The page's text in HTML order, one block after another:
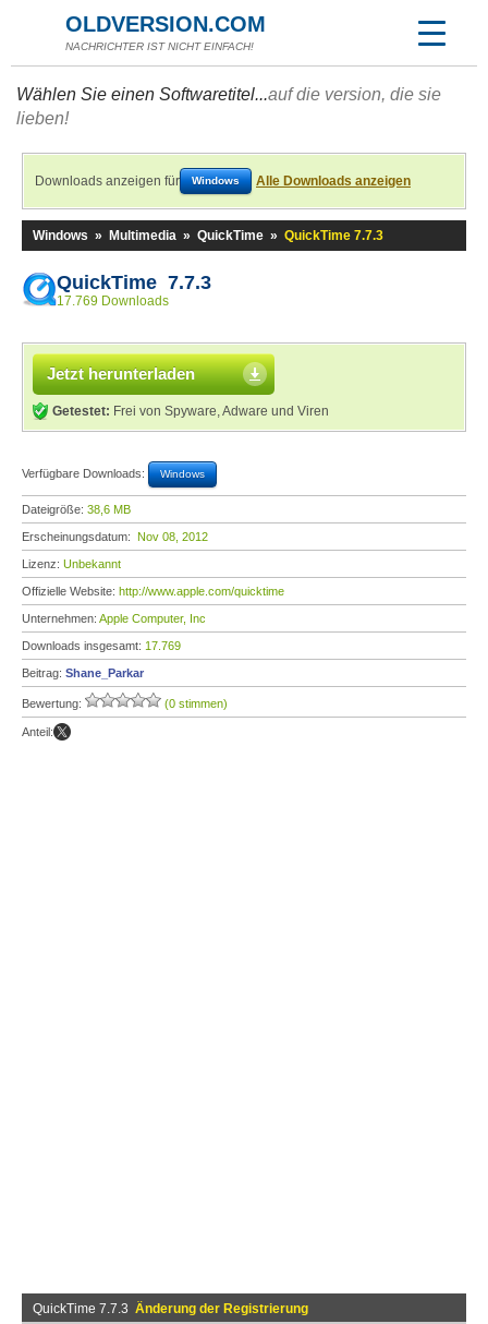
OLDVERSION.COM
NACHRICHTER IST NICHT EINFACH!
Wählen Sie einen Softwaretitel...auf die version, die sie
lieben!
Downloads anzeigen für Windows Alle Downloads anzeigen
Windows » Multimedia » QuickTime » QuickTime 7.7.3
QuickTime 7.7.3
17.769 Downloads
Jetzt herunterladen
Getestet: Frei von Spyware, Adware und Viren
Verfügbare Downloads: Windows
Dateigröße: 38,6 MB
Erscheinungsdatum: Nov 08, 2012
Lizenz: Unbekannt
Offizielle Website: http://www.apple.com/quicktime
Unternehmen: Apple Computer, Inc
Downloads insgesamt: 17.769
Beitrag: Shane_Parkar
Bewertung: (0 stimmen)
Anteil:
QuickTime 7.7.3 Änderung der Registrierung